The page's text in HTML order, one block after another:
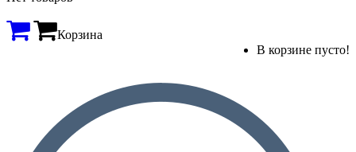
Корзина
В корзине пусто!